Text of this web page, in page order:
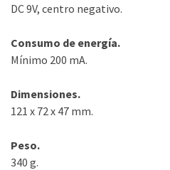
DC 9V, centro negativo.
Consumo de energía.
Mínimo 200 mA.
Dimensiones.
121 x 72 x 47 mm.
Peso.
340 g.